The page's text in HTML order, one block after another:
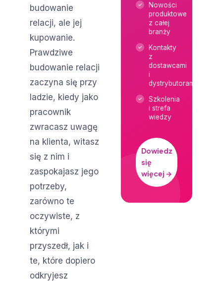
budowanie
relacji, ale jej
kupowanie.
Prawdziwe
budowanie relacji
zaczyna się przy
ladzie, kiedy jako
pracownik
zwracasz uwagę
na klienta, witasz
się z nim i
zaspokajasz jego
potrzeby,
zarówno te
oczywiste, z
którymi
przyszedł, jak i
te, które dopiero
odkryjesz
Nowości
produktowe
z całej
branży
Kontakty
z
dostawcami
i
dystrybutorami
Szkolenia
i strefa
wiedzy
Dowiedz
się
więcej →